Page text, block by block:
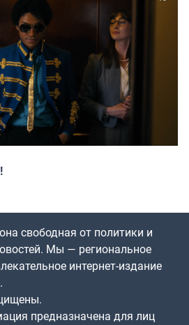
свободная от политики и
Мы — региональное
интернет-издание
предназначена для лиц